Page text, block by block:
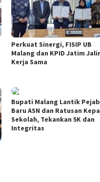
Perkuat Sinergi, FISIP UB
Malang dan KPID Jatim
Kerja Sama
Bupati Malang Lantik
Baru ASN dan Ratusan
Sekolah, Tekankan 5K dan
Integritas